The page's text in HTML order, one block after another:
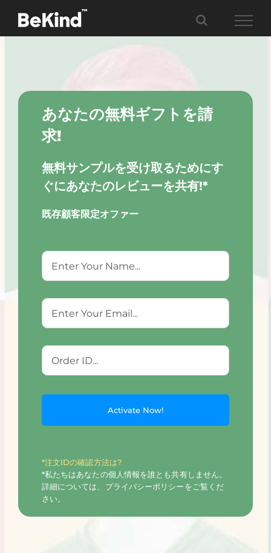
content
あなたの無料ギフトを請
求!
無料サンプルを受け取るためにす
ぐにあなたのレビューを共有!*
既存顧客限定オファー
ID
*注文IDの確認方法は?
*私たちはあなたの個人情報を誰とも共有しません。
詳細については、プライバシーポリシーをご覧くだ
さい。